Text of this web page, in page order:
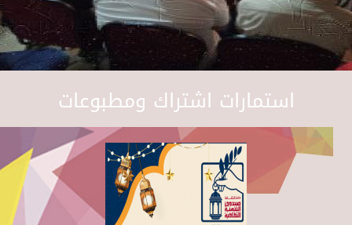
استمارات اشتراك ومطبوعات